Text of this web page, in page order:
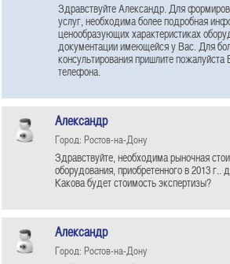
Здравствуйте Александр. Для
услуг, необходима более подробная
ценообразующих характеристиках
документации имеющейся у Вас. Для
консультирования пришлите
телефона.
Александр
Город: Ростов-на-Дону
Здравствуйте, необходима рыночная
оборудования, приобретенного в 2013 г..
Какова будет стоимость экспертизы?
Александр
Город: Ростов-на-Дону